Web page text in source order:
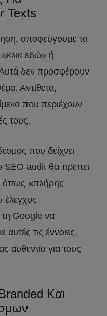
Texts
αποφεύγουμε τα
εδώ» ή
δεν προσφέρουν
Αντίθετα,
που περιέχουν
τους.
που δείχνει
SEO audit θα πρέπει
όπως «πλήρης
τη Google να
αυτές τις έννοιες,
αυθεντία για τους
Και